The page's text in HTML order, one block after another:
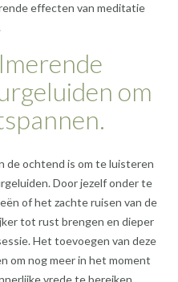
effecten van meditatie
om
de ochtend is om te luisteren
Door jezelf onder te
of het zachte ruisen van de
tot rust brengen en dieper
Het toevoegen van deze
om nog meer in het moment
vrede te bereiken.